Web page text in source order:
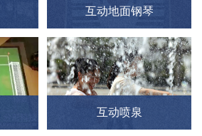
互动地面钢琴
互动喷泉